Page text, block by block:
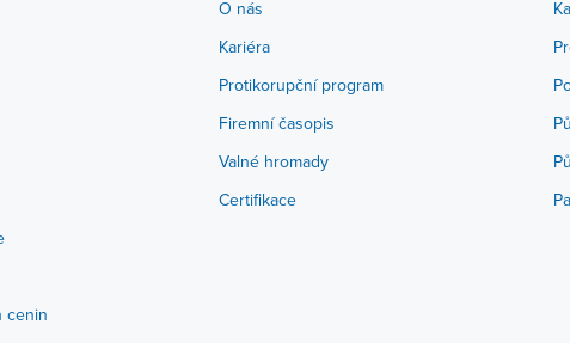
cenin
O nás
Kariéra
Protikorupční program
Firemní časopis
Valné hromady
Certifikace